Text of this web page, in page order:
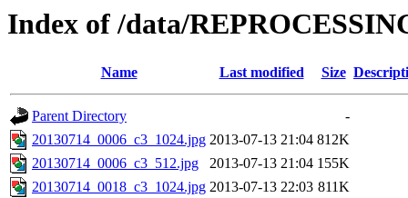
Index of /data/
Name Last modified Size
Parent Directory
-
20130714_0006_c3_1024.jpg 2013-07-13 21:04 812K
20130714_0006_c3_512.jpg
2013-07-13 21:04 155K
20130714_0018_c3_1024.jpg 2013-07-13 22:03 811K